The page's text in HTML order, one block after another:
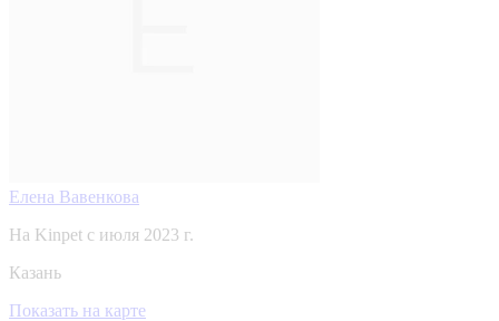
Елена Вавенкова
На Kinpet c июля 2023 г.
Казань
Показать на карте